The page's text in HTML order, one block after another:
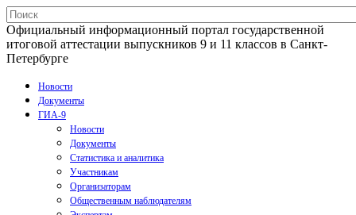
Официальный информационный портал государственной
итоговой аттестации выпускников 9 и 11 классов в Санкт-
Петербурге
Новости
Документы
ГИА-9
Новости
Документы
Статистика и аналитика
Участникам
Организаторам
Общественным наблюдателям